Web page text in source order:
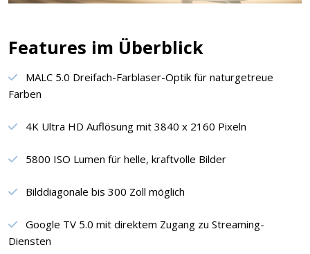
Features im Überblick
MALC 5.0 Dreifach-Farblaser-Optik für naturgetreue
Farben
4K Ultra HD Auflösung mit 3840 x 2160 Pixeln
5800 ISO Lumen für helle, kraftvolle Bilder
Bilddiagonale bis 300 Zoll möglich
Google TV 5.0 mit direktem Zugang zu Streaming-
Diensten